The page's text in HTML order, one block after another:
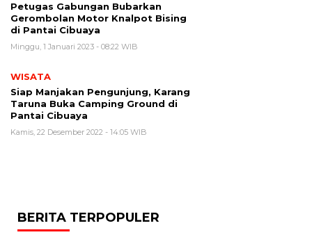
Petugas Gabungan Bubarkan
Gerombolan Motor Knalpot Bising
di Pantai Cibuaya
Minggu, 1 Januari 2023 - 08:22 WIB
WISATA
Siap Manjakan Pengunjung, Karang
Taruna Buka Camping Ground di
Pantai Cibuaya
Kamis, 22 Desember 2022 - 14:05 WIB
BERITA TERPOPULER